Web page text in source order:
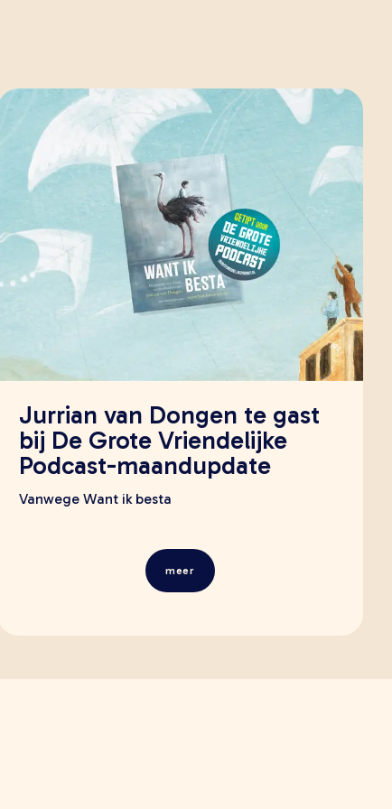
Jurrian van Dongen te gast
bij De Grote Vriendelijke
Podcast-maandupdate
Vanwege Want ik besta
meer